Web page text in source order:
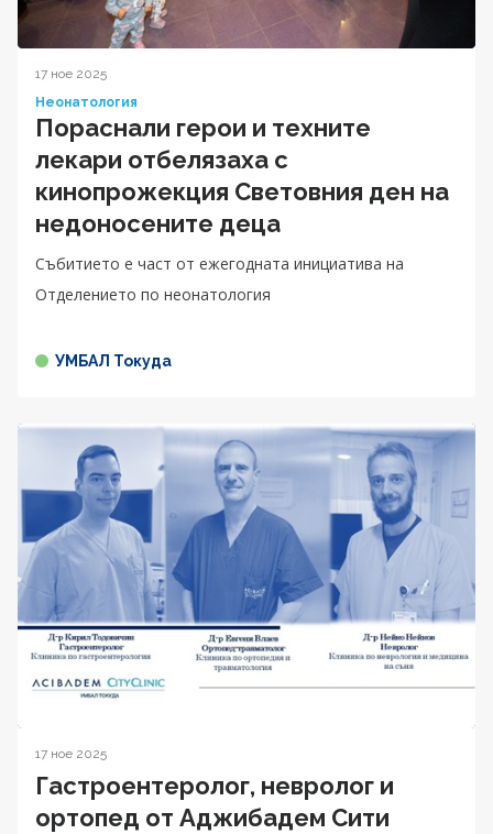
17 ное 2025
Неонатология
Пораснали герои и техните
лекари отбелязаха с
кинопрожекция Световния ден на
недоносените деца
Събитието е част от ежегодната инициатива на
Отделението по неонатология
УМБАЛ Токуда
17 ное 2025
Гастроентеролог, невролог и
ортопед от Аджибадем Сити